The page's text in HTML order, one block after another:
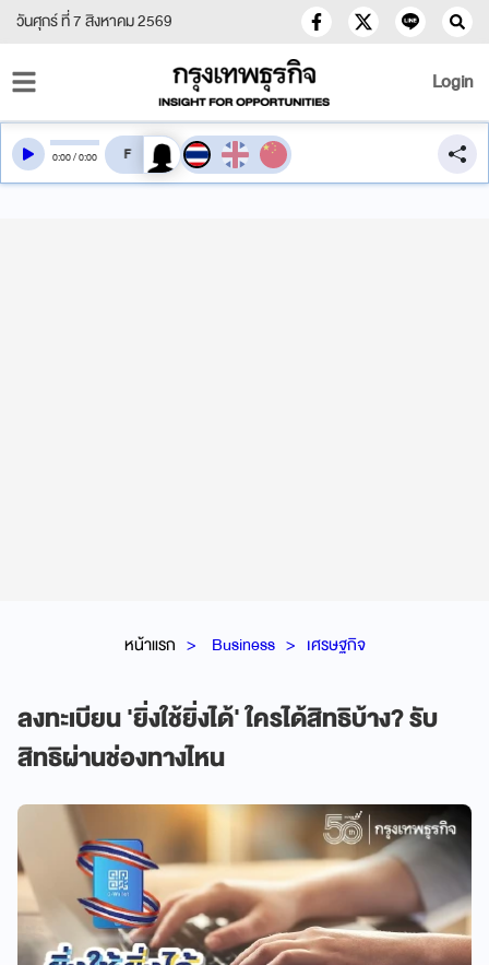
วันศุกร์ ที่ 7 สิงหาคม 2569
Login
หน้าแรก Business เศรษฐกิจ
ลงทะเบียน 'ยิ่งใช้ยิ่งได้' ใครได้สิทธิบ้าง? รับ
สิทธิผ่านช่องทางไหน
0:00/0:00 สลับเสียงอ่าน